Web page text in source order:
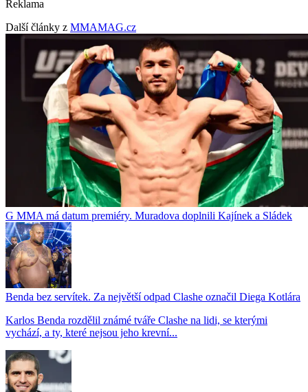
Reklama
Další články z MMAMAG.cz
G MMA má datum premiéry. Muradova doplnili Kajínek a Sládek
Benda bez servítek. Za největší odpad Clashe označil Diega Kotlára
Karlos Benda rozdělil známé tváře Clashe na lidi, se kterými
vychází, a ty, které nejsou jeho krevní...